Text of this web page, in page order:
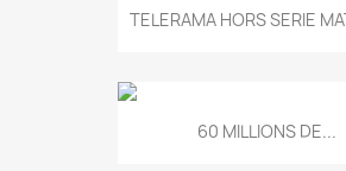
TELERAMA HORS SERIE
60 MILLIONS DE...